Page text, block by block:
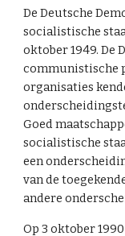
De Deutsche
socialistische
oktober 1949. De
communistische
organisaties
Goed
socialistische
een
van de
andere
Op 3 oktober